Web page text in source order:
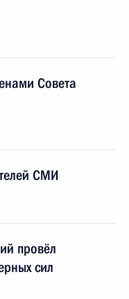
Совета
СМИ
провёл
сил